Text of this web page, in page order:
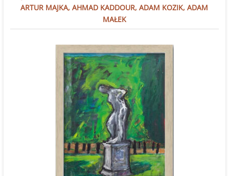
ARTUR MAJKA, AHMAD KADDOUR, ADAM KOZIK, ADAM
MAŁEK